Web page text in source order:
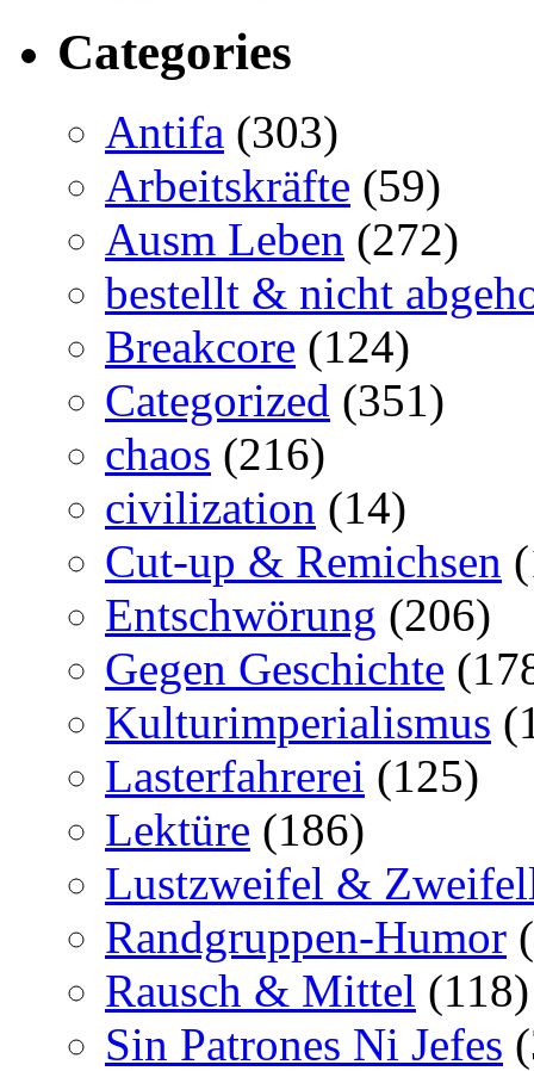
Categories
Antifa (303)
Arbeitskräfte (59)
Ausm Leben (272)
bestellt & nicht
Breakcore (124)
Categorized (351)
chaos (216)
civilization (14)
Cut-up & Remichsen
Entschwörung (206)
Gegen Geschichte
Kulturimperialismus
Lasterfahrerei (125)
Lektüre (186)
Lustzweifel &
Randgruppen-Humor
Rausch & Mittel (118)
Sin Patrones Ni Jefes